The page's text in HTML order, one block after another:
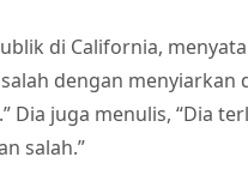
di California,
dengan menyiarkan
juga menulis, “Dia
salah.”